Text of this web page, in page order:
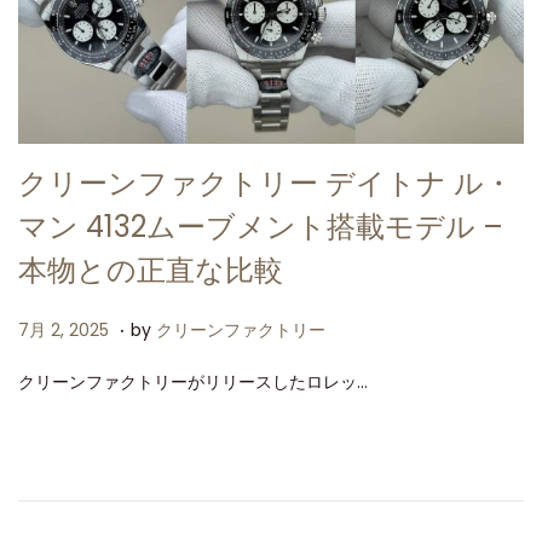
クリーンファクトリー デイトナ ル・
マン 4132ムーブメント搭載モデル –
本物との正直な比較
P
s
7月 2, 2025 7
2
. by クリーンファクトリー
クリーンファクトリーがリリースしたロレッ…